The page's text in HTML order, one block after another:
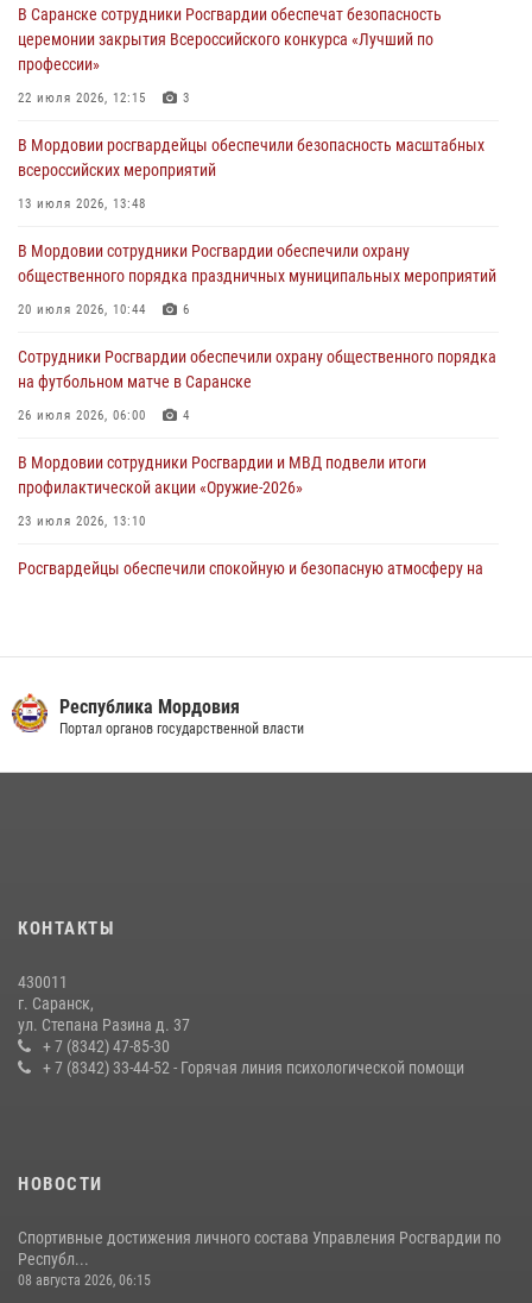
В Саранске сотрудники Росгвардии задержали дебошира,
повредившего имущество в кафе
06 августа 2026, 07:03
незамедлительно
05 августа 2026, 15:04
подозреваемого в причинении телесных повреждений супруге
05 августа 2026, 12:34
проведения масштабного праздника в Темникове
05 августа 2026, 09:04 4
В Саранске сотрудники Росгвардии обеспечат безопасность
церемонии закрытия Всероссийского конкурса «Лучший по
профессии»
22 июля 2026, 12:15 3
В Мордовии росгвардейцы обеспечили безопасность масштабных
всероссийских мероприятий
13 июля 2026, 13:48
В Мордовии сотрудники Росгвардии обеспечили охрану
общественного порядка праздничных муниципальных мероприятий
20 июля 2026, 10:44 6
Сотрудники Росгвардии обеспечили охрану общественного порядка
на футбольном матче в Саранске
26 июля 2026, 06:00 4
В Мордовии сотрудники Росгвардии и МВД подвели итоги
профилактической акции «Оружие‑2026»
23 июля 2026, 13:10
Росгвардейцы обеспечили спокойную и безопасную атмосферу на
обеспечили безопасность на футбольных мероприятиях: от
регионального турнира до Суперкубка России
содействии сотрудников Росгвардии
Сотрудники Росгвардии обеспечили безопасность Всероссийского
конкурса профмастерства в Саранске
23 июля 2026, 11:54 4
Республика Мордовия
Портал органов государственной власти
КОНТАКТЫ
430011
г. Саранск,
ул. Степана Разина д. 37
+ 7 (8342) 47-85-30
+ 7 (8342) 33-44-52 - Горячая линия психологической помощи
НОВОСТИ
Спортивные достижения личного состава Управления Росгвардии по
Республ...
08 августа 2026, 06:15